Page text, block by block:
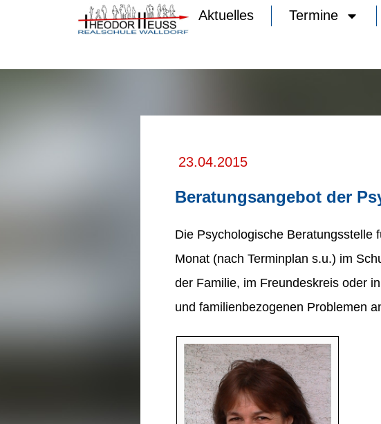
Aktuelles Termine
23.04.2015
Beratungsangebot der
Die Psychologische Beratungsstelle
Monat (nach Terminplan s.u.) im
der Familie, im Freundeskreis oder
und familienbezogenen Problemen